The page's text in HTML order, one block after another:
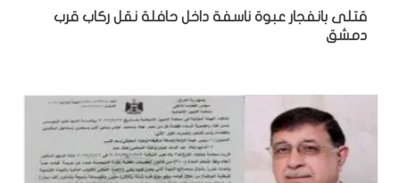
قتلى بانفجار عبوة ناسفة داخل حافلة نقل ركاب قرب
دمشق